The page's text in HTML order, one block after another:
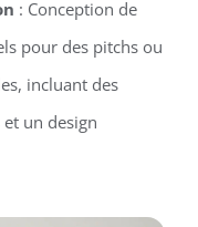
: Conception de
pour des pitchs ou
incluant des
un design